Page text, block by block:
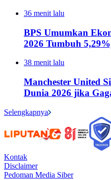
36 menit lalu
BPS Umumkan
2026 Tumbuh
38 menit lalu
Manchester United
Dunia 2026 jika
Selengkapnya
Kontak
Disclaimer
Pedoman Media Siber